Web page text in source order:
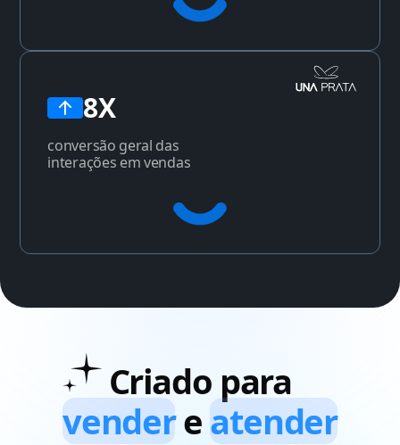
8X
conversão geral das
interações em vendas
Criado para
vendereatender